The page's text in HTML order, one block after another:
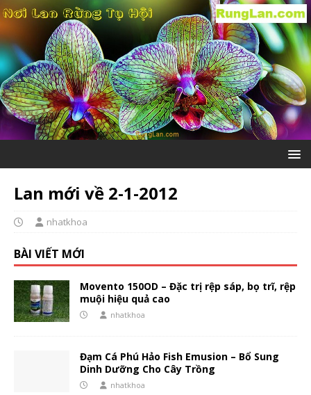
Lan mới về 2-1-2012
nhatkhoa
BÀI VIẾT MỚI
Movento 150OD – Đặc trị rệp sáp, bọ trĩ, rệp
muội hiệu quả cao
nhatkhoa
Đạm Cá Phú Hảo Fish Emusion – Bổ Sung
Dinh Dưỡng Cho Cây Trồng
nhatkhoa